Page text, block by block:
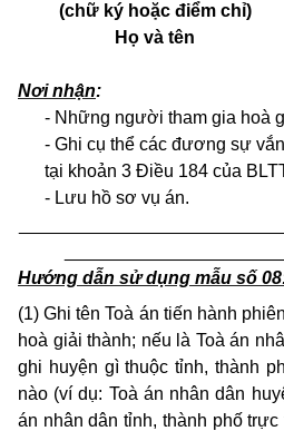
(chữ ký hoặc điểm chỉ)
Họ và tên
Nơi nhận:
- Những người tham gia hoà
- Ghi cụ thể các đương sự
tại khoản 3 Điều 184 của
- Lưu hồ sơ vụ án.
Hướng dẫn sử dụng mẫu số
(1) Ghi tên Toà án tiến hành
hoà giải thành; nếu là Toà án
ghi huyện gì thuộc tỉnh, thành
nào (ví dụ: Toà án nhân dân
án nhân dân tỉnh, thành phố